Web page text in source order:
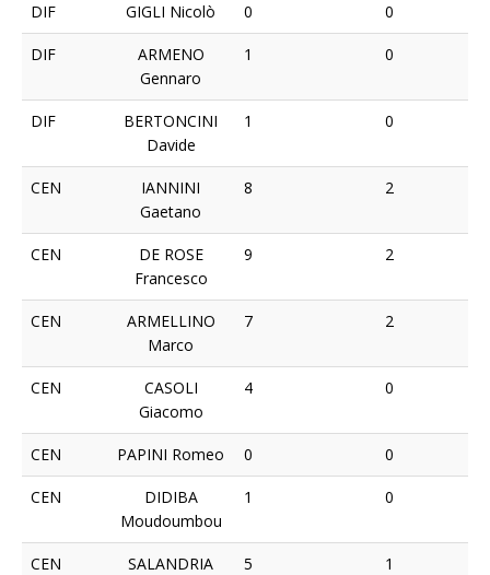
DIF GIGLI Nicolò 0 0
DIF
ARMENO
Gennaro
1 0
DIF
BERTONCINI
Davide
1 0
CEN
IANNINI
Gaetano
8 2
CEN
DE ROSE
Francesco
9 2
CEN
ARMELLINO
Marco
7 2
CEN
CASOLI
Giacomo
4 0
CEN PAPINI Romeo 0 0
CEN
DIDIBA
Moudoumbou
1 0
CEN
SALANDRIA
5 1